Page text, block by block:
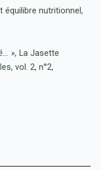
équilibre nutritionnel,
», La Jasette
vol. 2, n°2,